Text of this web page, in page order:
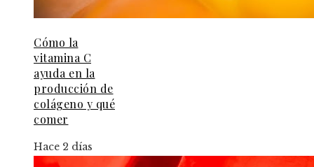
Cómo la
vitamina C
ayuda en la
producción de
colágeno y qué
comer
Hace 2 días